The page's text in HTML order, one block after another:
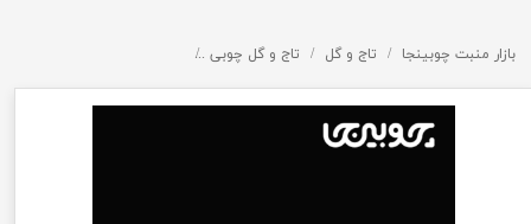
بازار منبت چوبینجا تاج و گل تاج و گل چوبی